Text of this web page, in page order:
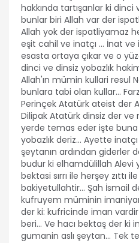
hakkında tartışanlar ki dinci
bunlar biri Allah var der
Allah yok der ispatliyamaz
eşit cahil ve inatçı ... İnat
esasta ortaya çıkar ve o
dinci ve dinsiz yobazlık
Allah'ın mümin kullari resul
bunlara tabi olan kullar...
Perinçek Atatürk ateist der
Dilipak Atatürk dinsiz der ve
yerde temas eder işte buna
yobazlık deriz... Ayette
şeytanın ardından giderler
budur ki elhamdülillah Alevi
bektasi sırrı ile herşey zıttı
bakiyetullahtir... Şah İsmail
kufruyem müminin
der ki: kufricinde iman
beri... Ve hacı bektaş der ki
gumanin aslı şeytan... Tek